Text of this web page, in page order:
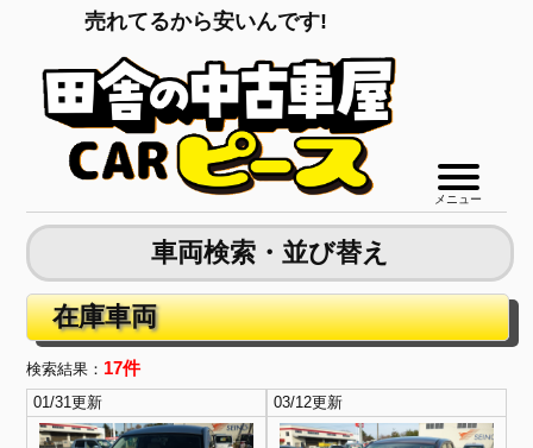
売れてるから安いんです!
メニュー
車両検索・並び替え
在庫車両
検索結果： 17件
01/31更新 03/12更新